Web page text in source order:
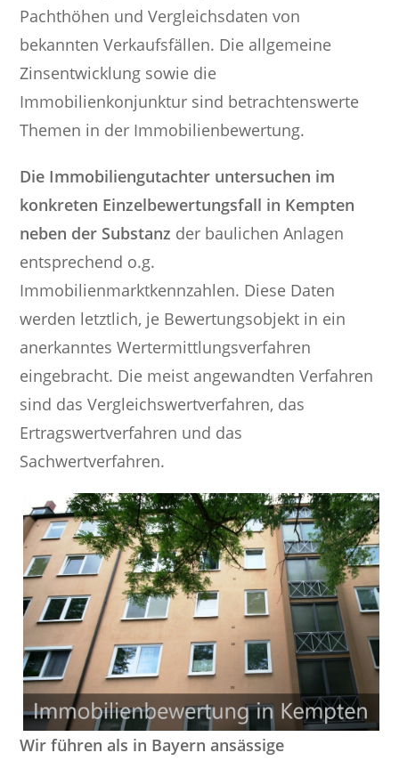
Pachthöhen und Vergleichsdaten von
bekannten Verkaufsfällen. Die allgemeine
Zinsentwicklung sowie die
Immobilienkonjunktur sind betrachtenswerte
Themen in der Immobilienbewertung.
Die Immobiliengutachter untersuchen im
konkreten Einzelbewertungsfall in Kempten
neben der Substanz der baulichen Anlagen
entsprechend o.g.
Immobilienmarktkennzahlen. Diese Daten
werden letztlich, je Bewertungsobjekt in ein
anerkanntes Wertermittlungsverfahren
eingebracht. Die meist angewandten Verfahren
sind das Vergleichswertverfahren, das
Ertragswertverfahren und das
Sachwertverfahren.
Wir führen als in Bayern ansässige